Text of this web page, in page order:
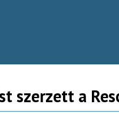
szerzett a